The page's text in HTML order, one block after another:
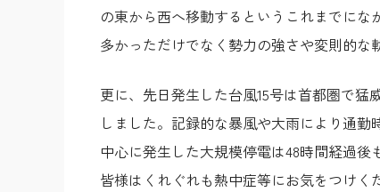
の東から西へ移動するというこれまでに
多かっただけでなく勢力の強さや変則的な
更に、先日発生した台風15号は首都圏で猛
しました。記録的な暴風や大雨により通
中心に発生した大規模停電は48時間経過
皆様はくれぐれも熱中症等にお気をつけく